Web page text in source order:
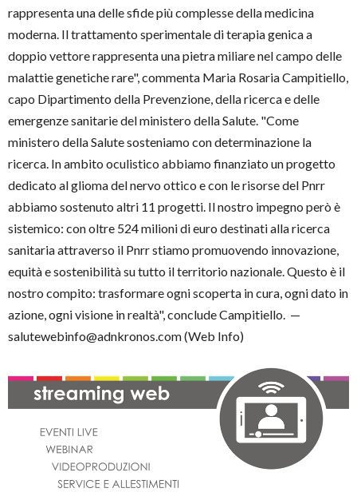
rappresenta una delle sfide più complesse della medicina
moderna. Il trattamento sperimentale di terapia genica a
doppio vettore rappresenta una pietra miliare nel campo delle
malattie genetiche rare", commenta Maria Rosaria Campitiello,
capo Dipartimento della Prevenzione, della ricerca e delle
emergenze sanitarie del ministero della Salute. "Come
ministero della Salute sosteniamo con determinazione la
ricerca. In ambito oculistico abbiamo finanziato un progetto
dedicato al glioma del nervo ottico e con le risorse del Pnrr
abbiamo sostenuto altri 11 progetti. Il nostro impegno però è
sistemico: con oltre 524 milioni di euro destinati alla ricerca
sanitaria attraverso il Pnrr stiamo promuovendo innovazione,
equità e sostenibilità su tutto il territorio nazionale. Questo è il
nostro compito: trasformare ogni scoperta in cura, ogni dato in
azione, ogni visione in realtà", conclude Campitiello. —
salutewebinfo@adnkronos.com (Web Info)